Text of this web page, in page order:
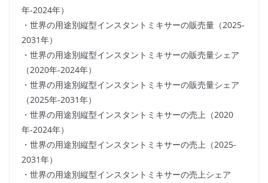
年-2024年）
・世界の用途別縦型インスタントミキサーの販売量（2025-
2031年）
・世界の用途別縦型インスタントミキサーの販売量シェア
（2020年-2024年）
・世界の用途別縦型インスタントミキサーの販売量シェア
（2025年-2031年）
・世界の用途別縦型インスタントミキサーの売上（2020
年-2024年）
・世界の用途別縦型インスタントミキサーの売上（2025-
2031年）
・世界の用途別縦型インスタントミキサーの売上シェア